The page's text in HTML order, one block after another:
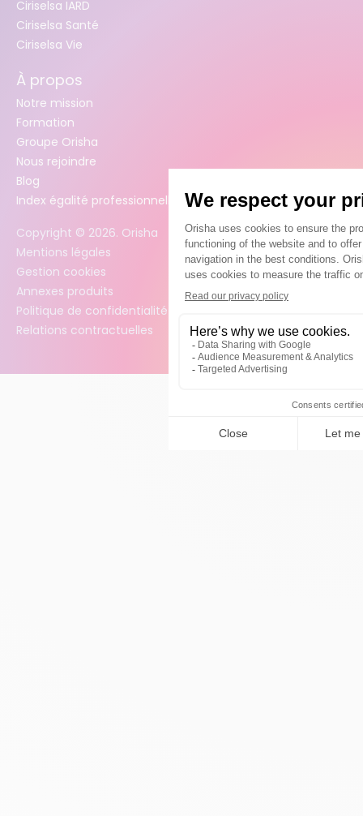
Ciriselsa IARD
Ciriselsa Santé
Ciriselsa Vie
À propos
Notre mission
Formation
Groupe Orisha
Nous rejoindre
Blog
Index égalité professionnelle femmes / hommes
Copyright © 2026. Orisha
Mentions légales
Gestion cookies
Annexes produits
Politique de confidentialité des données
Relations contractuelles